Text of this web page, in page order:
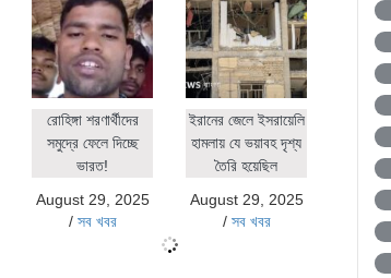
রোহিঙ্গা শরণার্থীদের
সমুদ্রে ফেলে দিচ্ছে
ভারত!
August 29, 2025
/ সব খবর
ইরানের জেলে ইসরায়েলি
হামলায় যে ভয়াবহ দৃশ্য
তৈরি হয়েছিল
August 29, 2025
/ সব খবর